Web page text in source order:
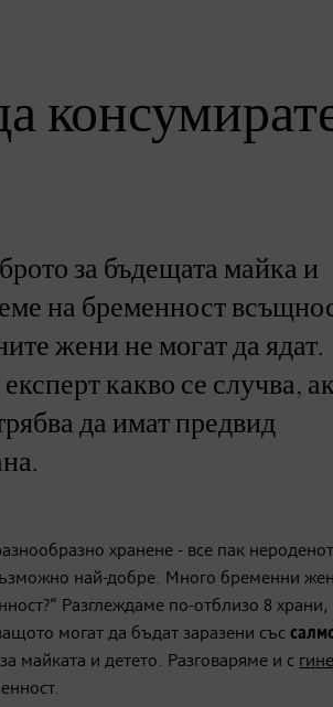
за бъдещата майка и
на бременност
жени не могат да ядат.
какво се случва,
да имат предвид
хранене - все пак
най-добре. Много бременни
Разглеждаме по-отблизо 8 храни,
могат да бъдат заразени със
майката и детето. Разговаряме и с